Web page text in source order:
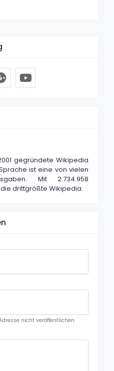
gegründete Wikipedia
ist eine von vielen
Mit 2.734.958
drittgrößte Wikipedia.
nicht veröffentlichen